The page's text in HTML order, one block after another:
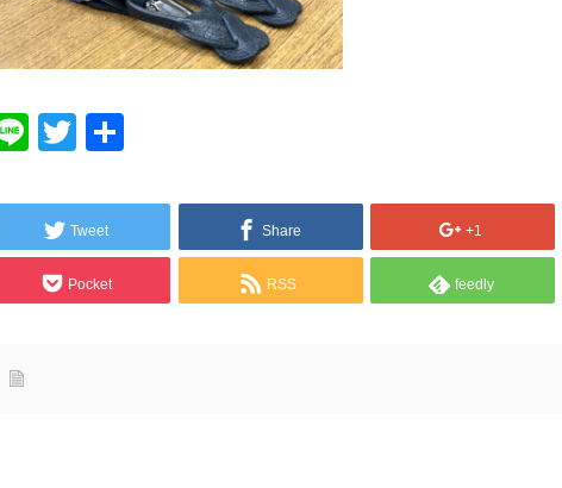
LineTwitter
Tweet Share +1
Pocket RSS feedly